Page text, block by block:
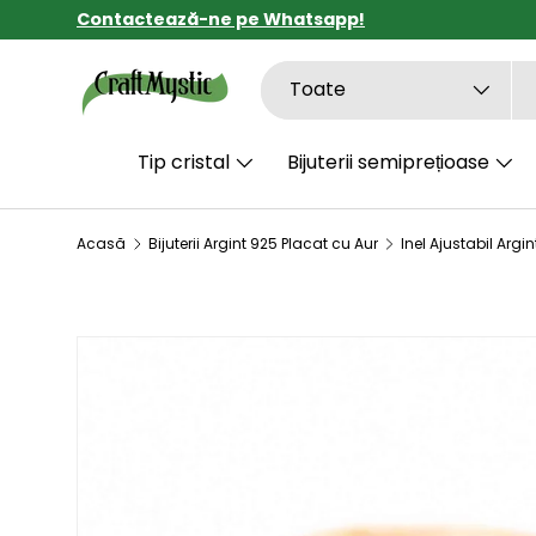
SARI LA CONȚINUT
Contactează-ne pe Whatsapp!
Căutare
Tipul de produs
Toate
Tip cristal Bijuterii semiprețioase
Acasă Bijuterii Argint 925 Placat cu Aur